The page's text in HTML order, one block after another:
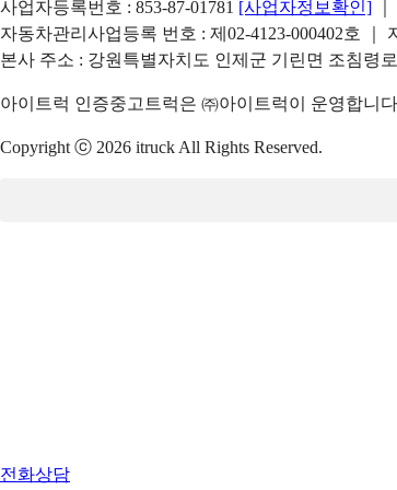
사업자등록번호 : 853-87-01781 [사업자정보확인]
자동차관리사업등록 번호 : 제02-4123-000402호
본사 주소 : 강원특별자치도 인제군 기린면 조침령
아이트럭 인증중고트럭은 ㈜아이트럭이 운영합니
Copyright ⓒ 2026 itruck All Rights Reserved.
전화상담